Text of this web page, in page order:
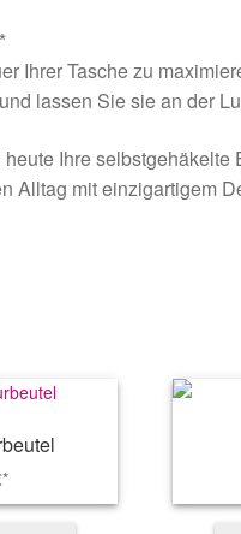
Ihrer Tasche zu
lassen Sie sie an der
Ihre selbstgehäkelte
Alltag mit einzigartigem